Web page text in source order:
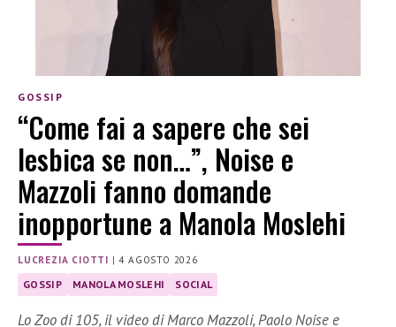
GOSSIP
“Come fai a sapere che sei
lesbica se non…”, Noise e
Mazzoli fanno domande
inopportune a Manola Moslehi
LUCREZIA CIOTTI |4 AGOSTO 2026
GOSSIP MANOLA MOSLEHI SOCIAL
Lo Zoo di 105, il video di Marco Mazzoli, Paolo Noise e